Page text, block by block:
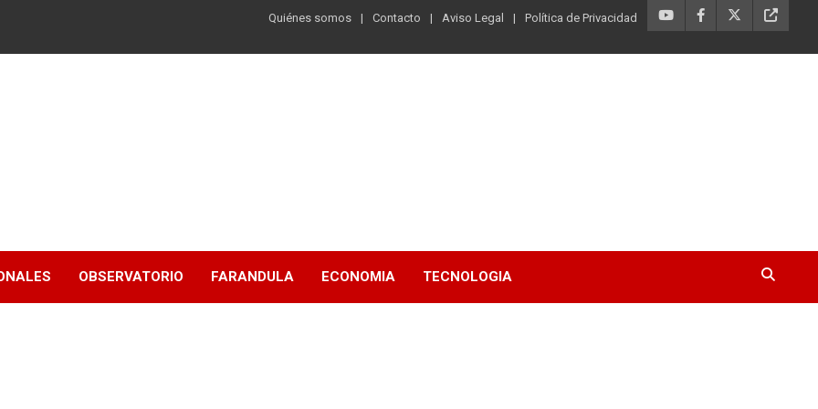
Quiénes somos Contacto Aviso Legal Política de Privacidad
OBSERVATORIO FARANDULA ECONOMIA TECNOLOGIA